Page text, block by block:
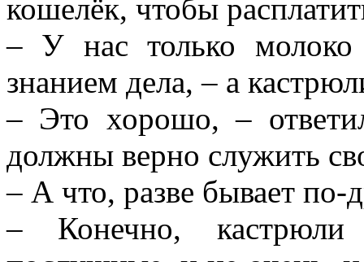
кошелёк, чтобы
– У нас только
знанием дела, – а
– Это хорошо, –
должны верно служить
– А что, разве бывает по-
– Конечно,